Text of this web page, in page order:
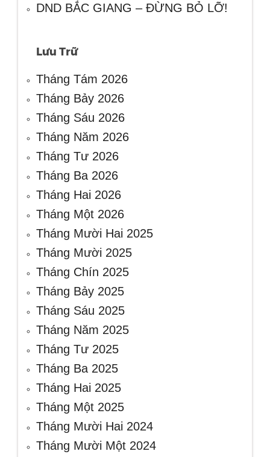
DND BẮC GIANG – ĐỪNG BỎ LỠ!
Lưu Trữ
Tháng Tám 2026
Tháng Bảy 2026
Tháng Sáu 2026
Tháng Năm 2026
Tháng Tư 2026
Tháng Ba 2026
Tháng Hai 2026
Tháng Một 2026
Tháng Mười Hai 2025
Tháng Mười 2025
Tháng Chín 2025
Tháng Bảy 2025
Tháng Sáu 2025
Tháng Năm 2025
Tháng Tư 2025
Tháng Ba 2025
Tháng Hai 2025
Tháng Một 2025
Tháng Mười Hai 2024
Tháng Mười Một 2024